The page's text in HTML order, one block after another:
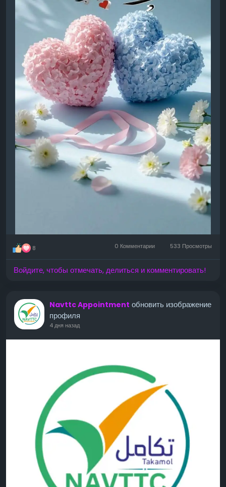
8 0 Комментарии 533 Просмотры
Войдите, чтобы отмечать, делиться и комментировать!
Navttc Appointment обновить изображение
профиля
4 дня назад